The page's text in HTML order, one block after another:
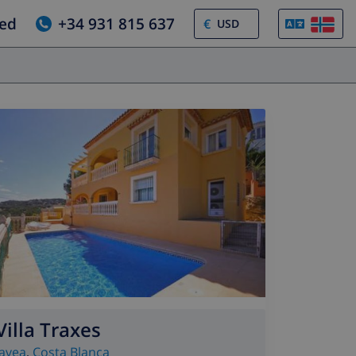
+34 931 815 637 €
Traxes
, Costa Blanca